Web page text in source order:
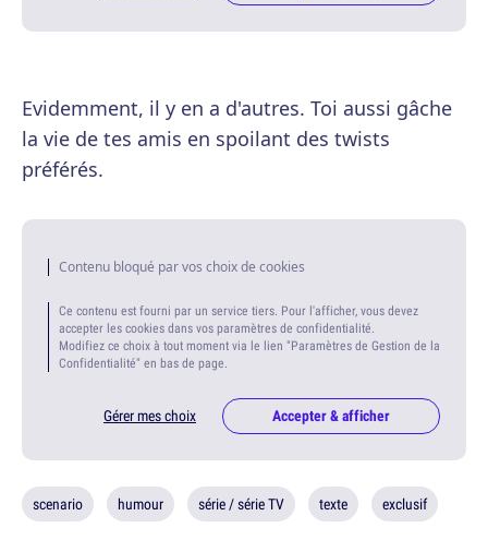
Evidemment, il y en a d'autres. Toi aussi gâche
la vie de tes amis en spoilant des twists
préférés.
Contenu bloqué par vos choix de cookies
Ce contenu est fourni par un service tiers. Pour l'afficher, vous devez
accepter les cookies dans vos paramètres de confidentialité.
Modifiez ce choix à tout moment via le lien "Paramètres de Gestion de la
Confidentialité" en bas de page.
Gérer mes choix Accepter & afficher
scenario humour série / série TV texte exclusif